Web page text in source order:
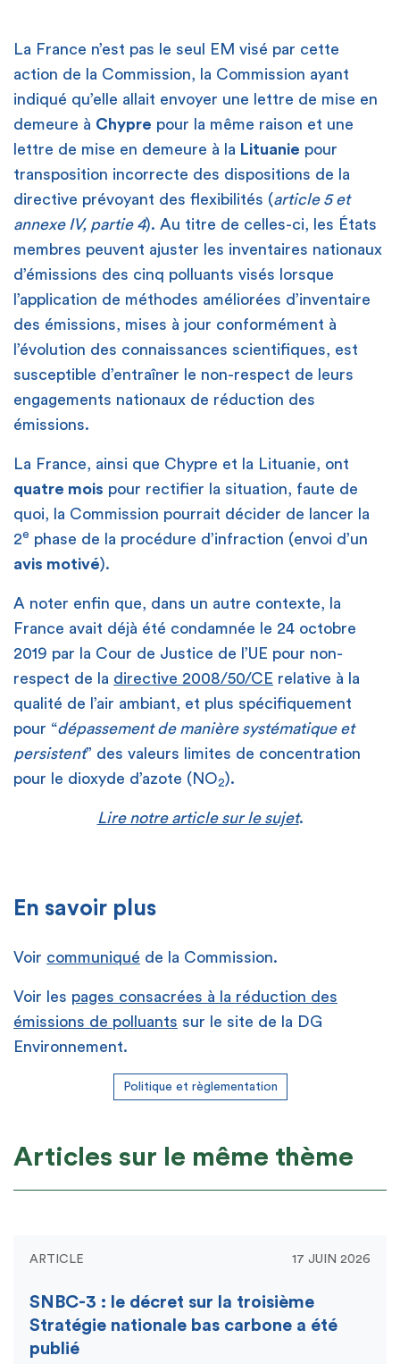
La France n’est pas le seul EM visé par cette
action de la Commission, la Commission ayant
indiqué qu’elle allait envoyer une lettre de mise en
demeure à Chypre pour la même raison et une
lettre de mise en demeure à la Lituanie pour
transposition incorrecte des dispositions de la
directive prévoyant des flexibilités (article 5 et
annexe IV, partie 4). Au titre de celles-ci, les États
membres peuvent ajuster les inventaires nationaux
d’émissions des cinq polluants visés lorsque
l’application de méthodes améliorées d’inventaire
des émissions, mises à jour conformément à
l’évolution des connaissances scientifiques, est
susceptible d’entraîner le non-respect de leurs
engagements nationaux de réduction des
émissions.
La France, ainsi que Chypre et la Lituanie, ont
quatre mois pour rectifier la situation, faute de
quoi, la Commission pourrait décider de lancer la
2e phase de la procédure d’infraction (envoi d’un
avis motivé).
A noter enfin que, dans un autre contexte, la
France avait déjà été condamnée le 24 octobre
2019 par la Cour de Justice de l’UE pour non-
respect de la directive 2008/50/CE relative à la
qualité de l’air ambiant, et plus spécifiquement
pour “dépassement de manière systématique et
persistent” des valeurs limites de concentration
pour le dioxyde d’azote (NO2).
Lire notre article sur le sujet.
En savoir plus
Voir communiqué de la Commission.
Voir les pages consacrées à la réduction des
émissions de polluants sur le site de la DG
Environnement.
Politique et règlementation
Articles sur le même thème
ARTICLE 17 JUIN 2026
SNBC-3 : le décret sur la troisième
Stratégie nationale bas carbone a été
publié